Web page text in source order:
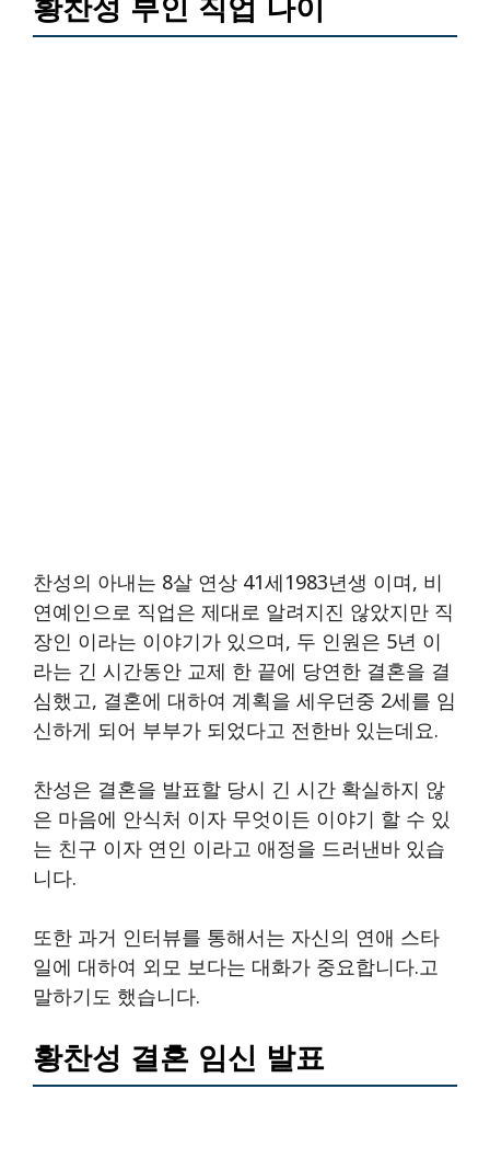
황찬성 부인 직업 나이
찬성의 아내는 8살 연상 41세1983년생 이며, 비
연예인으로 직업은 제대로 알려지진 않았지만 직
장인 이라는 이야기가 있으며, 두 인원은 5년 이
라는 긴 시간동안 교제 한 끝에 당연한 결혼을 결
심했고, 결혼에 대하여 계획을 세우던중 2세를 임
신하게 되어 부부가 되었다고 전한바 있는데요.
찬성은 결혼을 발표할 당시 긴 시간 확실하지 않
은 마음에 안식처 이자 무엇이든 이야기 할 수 있
는 친구 이자 연인 이라고 애정을 드러낸바 있습
니다.
또한 과거 인터뷰를 통해서는 자신의 연애 스타
일에 대하여 외모 보다는 대화가 중요합니다.고
말하기도 했습니다.
황찬성 결혼 임신 발표